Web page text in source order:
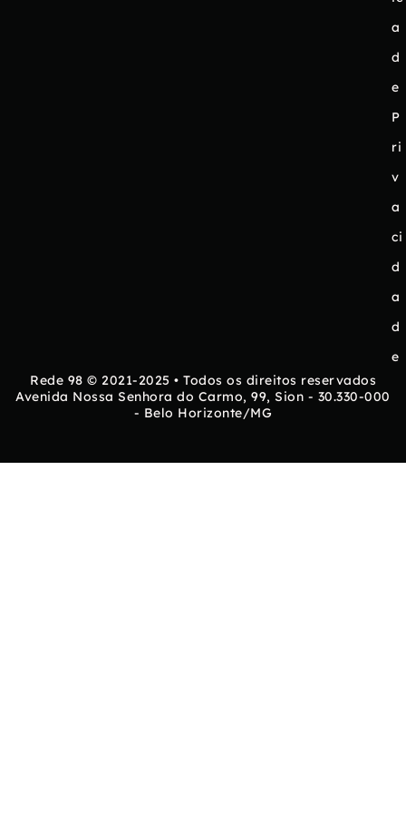
a
d
e
P
ri
v
a
ci
d
a
d
e
Rede 98 © 2021-2025 • Todos os direitos reservados
Avenida Nossa Senhora do Carmo, 99, Sion - 30.330-000
- Belo Horizonte/MG